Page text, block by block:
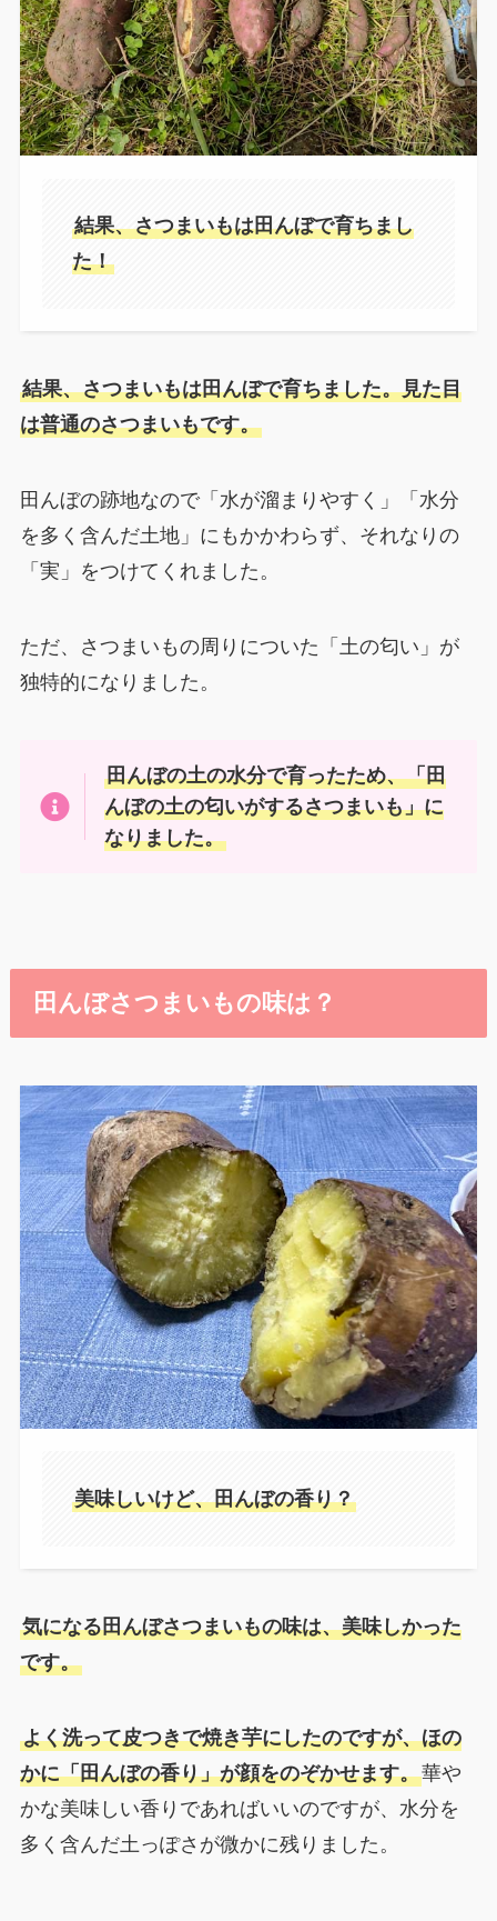
結果、さつまいもは田んぼで育ちまし
た！
結果、さつまいもは田んぼで育ちました。見た目
は普通のさつまいもです。
田んぼの跡地なので「水が溜まりやすく」「水分
を多く含んだ土地」にもかかわらず、それなりの
「実」をつけてくれました。
ただ、さつまいもの周りについた「土の匂い」が
独特的になりました。
田んぼの土の水分で育ったため、「田
んぼの土の匂いがするさつまいも」に
なりました。
田んぼさつまいもの味は？
美味しいけど、田んぼの香り？
気になる田んぼさつまいもの味は、美味しかった
です。
よく洗って皮つきで焼き芋にしたのですが、ほの
かに「田んぼの香り」が顔をのぞかせます。華や
かな美味しい香りであればいいのですが、水分を
多く含んだ土っぽさが微かに残りました。